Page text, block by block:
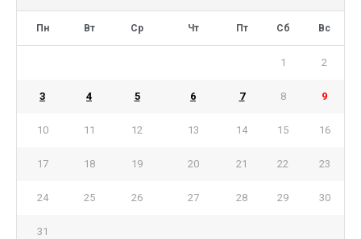
Пн Вт Ср Чт Пт Сб Вс
1 2
3 4 5 6 7 8 9
10 11 12 13 14 15 16
17 18 19 20 21 22 23
24 25 26 27 28 29 30
31